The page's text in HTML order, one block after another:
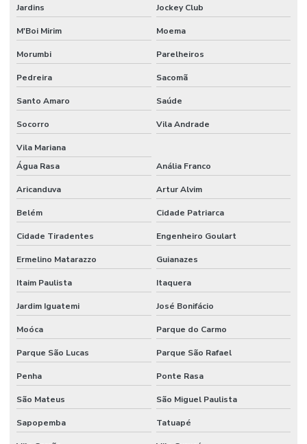
Jardins Jockey Club
M'Boi Mirim Moema
Morumbi Parelheiros
Pedreira Sacomã
Santo Amaro Saúde
Socorro Vila Andrade
Vila Mariana
Água Rasa
Anália Franco
Aricanduva Artur Alvim
Belém Cidade Patriarca
Cidade Tiradentes Engenheiro Goulart
Ermelino Matarazzo Guianazes
Itaim Paulista Itaquera
Jardim Iguatemi José Bonifácio
Moóca Parque do Carmo
Parque São Lucas Parque São Rafael
Penha Ponte Rasa
São Mateus São Miguel Paulista
Sapopemba Tatuapé